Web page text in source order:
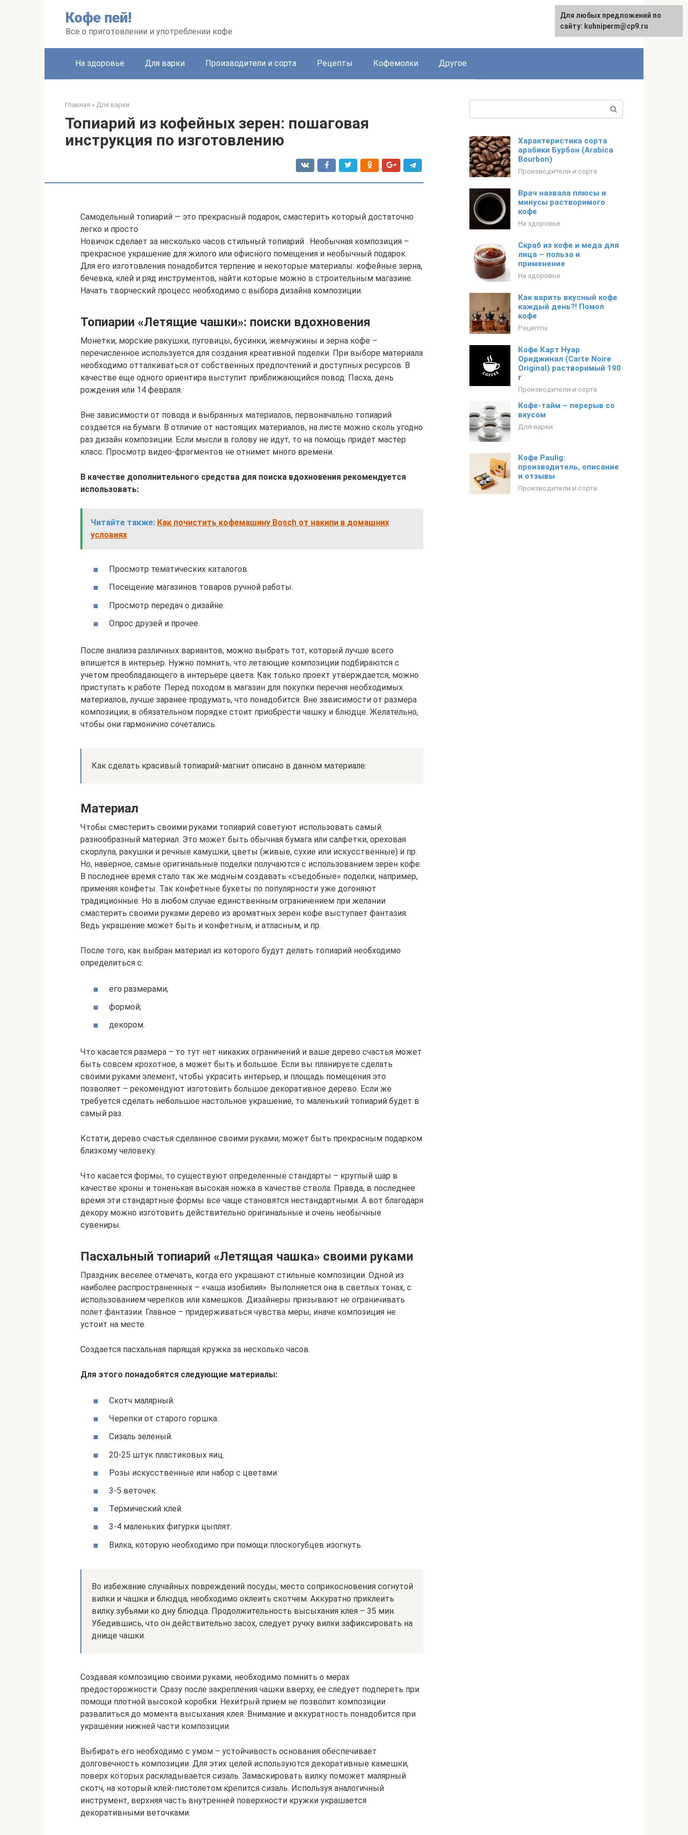
Кофе пей!
Все о приготовлении и употреблении кофе
На здоровье Для варки Производители и сорта Рецепты Кофемолки Другое
Главная » Для варки
Топиарий из кофейных зерен: пошаговая
инструкция по изготовлению
Самодельный топиарий — это прекрасный подарок, смастерить который достаточно
легко и просто
Новичок сделает за несколько часов стильный топиарий . Необычная композиция –
прекрасное украшение для жилого или офисного помещения и необычный подарок.
Для его изготовления понадобится терпение и некоторые материалы: кофейные зерна,
бечевка, клей и ряд инструментов, найти которые можно в строительным магазине.
Начать творческий процесс необходимо с выбора дизайна композиции.
Топиарии «Летящие чашки»: поиски вдохновения
Монетки, морские ракушки, пуговицы, бусинки, жемчужины и зерна кофе –
перечисленное используется для создания креативной поделки. При выборе материала
необходимо отталкиваться от собственных предпочтений и доступных ресурсов. В
качестве еще одного ориентира выступит приближающийся повод: Пасха, день
рождения или 14 февраля.
Вне зависимости от повода и выбранных материалов, первоначально топиарий
создается на бумаги. В отличие от настоящих материалов, на листе можно сколь угодно
раз дизайн композиции. Если мысли в голову не идут, то на помощь придет мастер
класс. Просмотр видео-фрагментов не отнимет много времени.
В качестве дополнительного средства для поиска вдохновения рекомендуется
использовать:
Читайте также: Как почистить кофемашину Bosch от накипи в домашних
условиях
Просмотр тематических каталогов.
Посещение магазинов товаров ручной работы.
Просмотр передач о дизайне.
Опрос друзей и прочее.
После анализа различных вариантов, можно выбрать тот, который лучше всего
впишется в интерьер. Нужно помнить, что летающие композиции подбираются с
учетом преобладающего в интерьере цвета. Как только проект утверждается, можно
приступать к работе. Перед походом в магазин для покупки перечня необходимых
материалов, лучше заранее продумать, что понадобится. Вне зависимости от размера
композиции, в обязательном порядке стоит приобрести чашку и блюдце. Желательно,
чтобы они гармонично сочетались.
Как сделать красивый топиарий-магнит описано в данном материале:
Материал
Чтобы смастерить своими руками топиарий советуют использовать самый
разнообразный материал. Это может быть обычная бумага или салфетки, ореховая
скорлупа, ракушки и речные камушки, цветы (живые, сухие или искусственные) и пр.
Но, наверное, самые оригинальные поделки получаются с использованием зерен кофе.
В последнее время стало так же модным создавать «съедобные» поделки, например,
применяя конфеты. Так конфетные букеты по популярности уже догоняют
традиционные. Но в любом случае единственным ограничением при желании
смастерить своими руками дерево из ароматных зерен кофе выступает фантазия.
Ведь украшение может быть и конфетным, и атласным, и пр.
После того, как выбран материал из которого будут делать топиарий необходимо
определиться с:
его размерами;
формой;
декором.
Что касается размера – то тут нет никаких ограничений и ваше дерево счастья может
быть совсем крохотное, а может быть и большое. Если вы планируете сделать
своими руками элемент, чтобы украсить интерьер, и площадь помещения это
позволяет – рекомендуют изготовить большое декоративное дерево. Если же
требуется сделать небольшое настольное украшение, то маленький топиарий будет в
самый раз.
Кстати, дерево счастья сделанное своими руками, может быть прекрасным подарком
близкому человеку.
Что касается формы, то существуют определенные стандарты – круглый шар в
качестве кроны и тоненькая высокая ножка в качестве ствола. Правда, в последнее
время эти стандартные формы все чаще становятся нестандартными. А вот благодаря
декору можно изготовить действительно оригинальные и очень необычные
сувениры.
Пасхальный топиарий «Летящая чашка» своими руками
Праздник веселее отмечать, когда его украшают стильные композиции. Одной из
наиболее распространенных – «чаша изобилия». Выполняется она в светлых тонах, с
использованием черепков или камешков. Дизайнеры призывают не ограничивать
полет фантазии. Главное – придерживаться чувства меры, иначе композиция не
устоит на месте.
Создается пасхальная парящая кружка за несколько часов.
Для этого понадобятся следующие материалы:
Скотч малярный.
Черепки от старого горшка.
Сизаль зеленый.
20-25 штук пластиковых яиц.
Розы искусственные или набор с цветами.
3-5 веточек.
Термический клей.
3-4 маленьких фигурки цыплят.
Вилка, которую необходимо при помощи плоскогубцев изогнуть.
Во избежание случайных повреждений посуды, место соприкосновения согнутой
вилки и чашки и блюдца, необходимо оклеить скотчем. Аккуратно приклеить
вилку зубьями ко дну блюдца. Продолжительность высыхания клея – 35 мин.
Убедившись, что он действительно засох, следует ручку вилки зафиксировать на
днище чашки.
Создавая композицию своими руками, необходимо помнить о мерах
предосторожности. Сразу после закрепления чашки вверху, ее следует подпереть при
помощи плотной высокой коробки. Нехитрый прием не позволит композиции
развалиться до момента высыхания клея. Внимание и аккуратность понадобится при
украшении нижней части композиции.
Выбирать его необходимо с умом – устойчивость основания обеспечивает
долговечность композиции. Для этих целей используются декоративные камешки,
поверх которых раскладывается сизаль. Замаскировать вилку поможет малярный
скотч, на который клей-пистолетом крепится сизаль. Используя аналогичный
инструмент, верхняя часть внутренней поверхности кружки украшается
декоративными веточками.
Характеристика сорта
арабики Бурбон (Arabica
Bourbon)
Производители и сорта
Врач назвала плюсы и
минусы растворимого
кофе
На здоровье
Скраб из кофе и меда для
лица – польза и
применение
На здоровье
Как варить вкусный кофе
каждый день?! Помол
кофе
Рецепты
Кофе Карт Нуар
Ориджинал (Carte Noire
Original) растворимый 190
г
Производители и сорта
Кофе-тайм – перерыв со
вкусом
Для варки
Кофе Paulig:
производитель, описание
и отзывы
Производители и сорта
Для любых предложений по
сайту: kuhniperm@cp9.ru